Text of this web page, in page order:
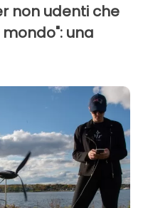
non udenti che
una